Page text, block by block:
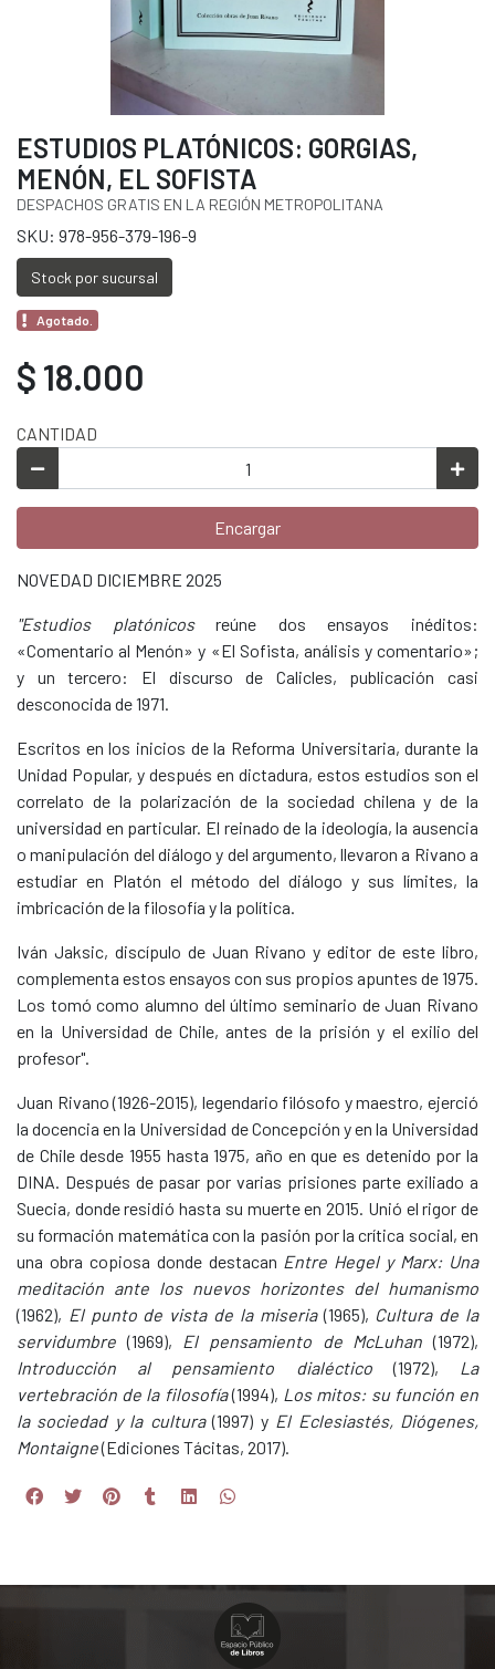
ESTUDIOS PLATÓNICOS: GORGIAS,
MENÓN, EL SOFISTA
DESPACHOS GRATIS EN LA REGIÓN METROPOLITANA
SKU: 978-956-379-196-9
Stock por sucursal
Agotado.
$ 18.000
CANTIDAD
Encargar
NOVEDAD DICIEMBRE 2025
"Estudios platónicosreúne dos ensayos inéditos:
«Comentario al Menón» y «El Sofista, análisis y comentario»;
y un tercero: El discurso de Calicles, publicación casi
desconocida de 1971.
Escritos en los inicios de la Reforma Universitaria, durante la
Unidad Popular, y después en dictadura, estos estudios son el
correlato de la polarización de la sociedad chilena y de la
universidad en particular. El reinado de la ideología, la ausencia
o manipulación del diálogo y del argumento, llevaron a Rivano a
estudiar en Platón el método del diálogo y sus límites, la
imbricación de la filosofía y la política.
Iván Jaksic, discípulo de Juan Rivano y editor de este libro,
complementa estos ensayos con sus propios apuntes de 1975.
Los tomó como alumno del último seminario de Juan Rivano
en la Universidad de Chile, antes de la prisión y el exilio del
profesor".
Juan Rivano (1926-2015), legendario filósofo y maestro, ejerció
la docencia en la Universidad de Concepción y en la Universidad
de Chile desde 1955 hasta 1975, año en que es detenido por la
DINA. Después de pasar por varias prisiones parte exiliado a
Suecia, donde residió hasta su muerte en 2015. Unió el rigor de
su formación matemática con la pasión por la crítica social, en
una obra copiosa donde destacan Entre Hegel y Marx: Una
meditación ante los nuevos horizontes del humanismo
(1962), El punto de vista de la miseria(1965), Cultura de la
servidumbre (1969), El pensamiento de McLuhan (1972),
Introducción al pensamiento dialéctico(1972), La
vertebración de la filosofía(1994), Los mitos: su función en
la sociedad y la cultura(1997) y El Eclesiastés, Diógenes,
Montaigne(Ediciones Tácitas, 2017).